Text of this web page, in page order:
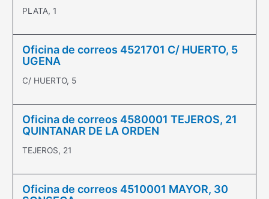
PLATA, 1
Oficina de correos 4521701 C/ HUERTO, 5
UGENA
C/ HUERTO, 5
Oficina de correos 4580001 TEJEROS, 21
QUINTANAR DE LA ORDEN
TEJEROS, 21
Oficina de correos 4510001 MAYOR, 30